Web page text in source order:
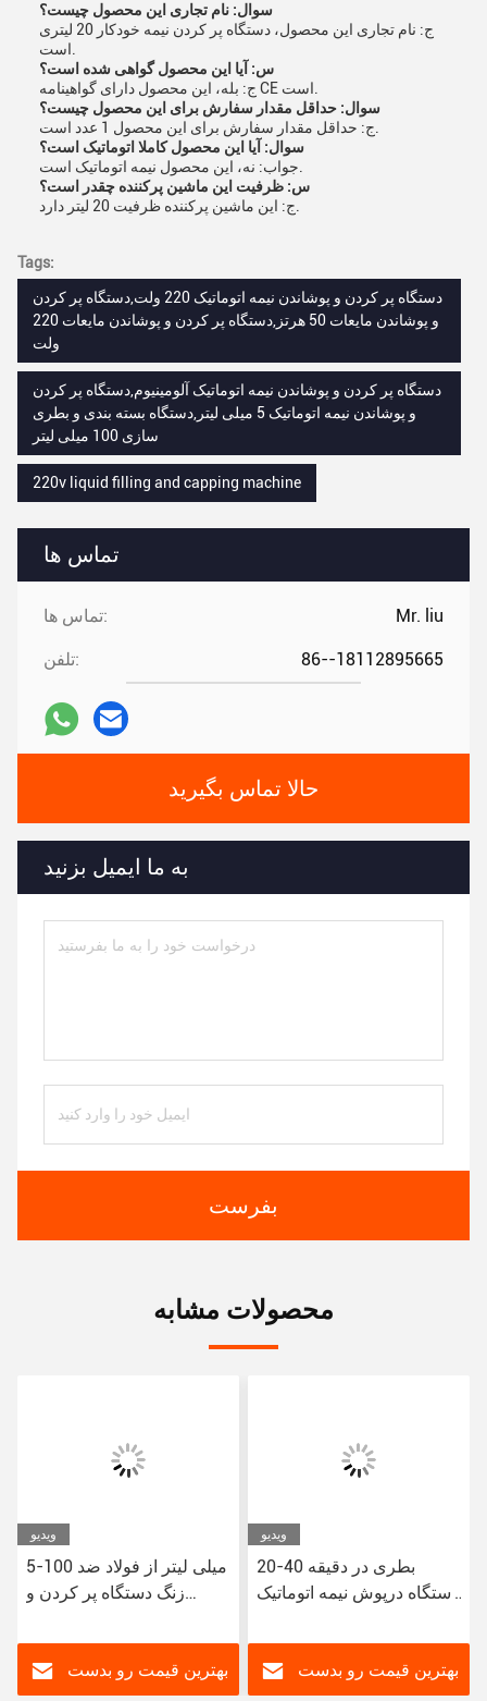
تماس ها
تماس ها: Mr. liu
تلفن: 86--18112895665
حالا تماس بگیرید
به ما ایمیل بزنید
بفرست
سوال: نام تجاری این محصول چیست؟
ج: نام تجاری این محصول، دستگاه پر کردن نیمه خودکار 20 لیتری
س: آیا این محصول گواهی شده است؟
سوال: حداقل مقدار سفارش برای این محصول چیست؟
سوال: آیا این محصول کاملا اتوماتیک است؟
س: ظرفیت این ماشین پرکننده چقدر است؟
Tags:
دستگاه پر کردن و پوشاندن نیمه اتوماتیک 220 ولت,دستگاه پر کردن
و پوشاندن مایعات 50 هرتز,دستگاه پر کردن و پوشاندن مایعات 220
ولت
دستگاه پر کردن و پوشاندن نیمه اتوماتیک آلومینیوم,دستگاه پر کردن
و پوشاندن نیمه اتوماتیک 5 میلی لیتر,دستگاه بسته بندی و بطری
سازی 100 میلی لیتر
220v liquid filling and capping machine
محصولات مشابه
ویدیو
5-100 میلی لیتر از فولاد ضد
زنگ دستگاه پر کردن و
در دقیقه سرعت دربندی
بهترین قیمت رو بدست
ویدیو
20-40 بطری در دقیقه
دستگاه درپوش نیمه اتوماتیک
100 میلی لیتر
بهترین قیمت رو بدست